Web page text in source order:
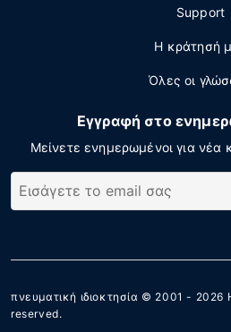
Support
Η κράτησή
Όλες οι
Εγγραφή στο
Μείνετε ενημερωμένοι για νέα
πνευματική ιδιοκτησία © 2001 - 2026
reserved.